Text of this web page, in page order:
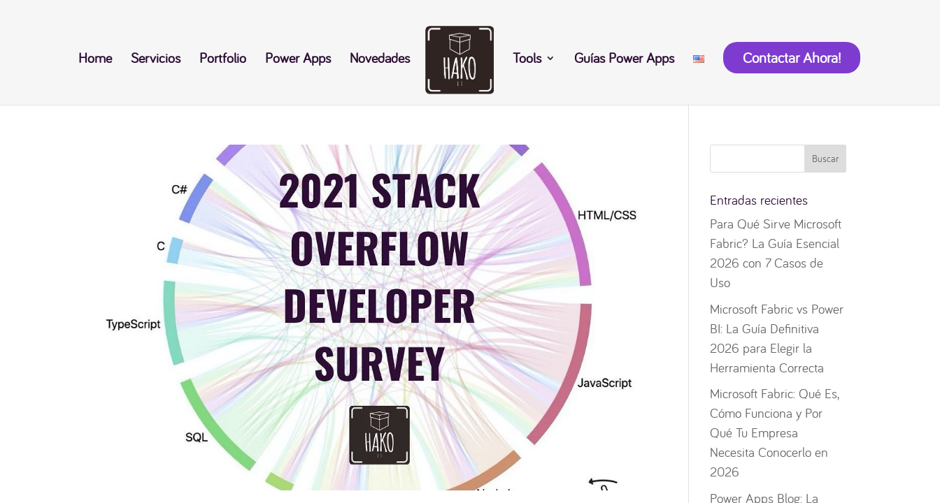
Home Servicios Portfolio Power Apps Novedades Tools Guías Power Apps Contactar Ahora!
Entradas recientes
Para Qué Sirve Microsoft
Fabric? La Guía Esencial
2026 con 7 Casos de
Uso
Microsoft Fabric vs Power
BI: La Guía Definitiva
2026 para Elegir la
Herramienta Correcta
Microsoft Fabric: Qué Es,
Cómo Funciona y Por
Qué Tu Empresa
Necesita Conocerlo en
2026
Power Apps Blog: La